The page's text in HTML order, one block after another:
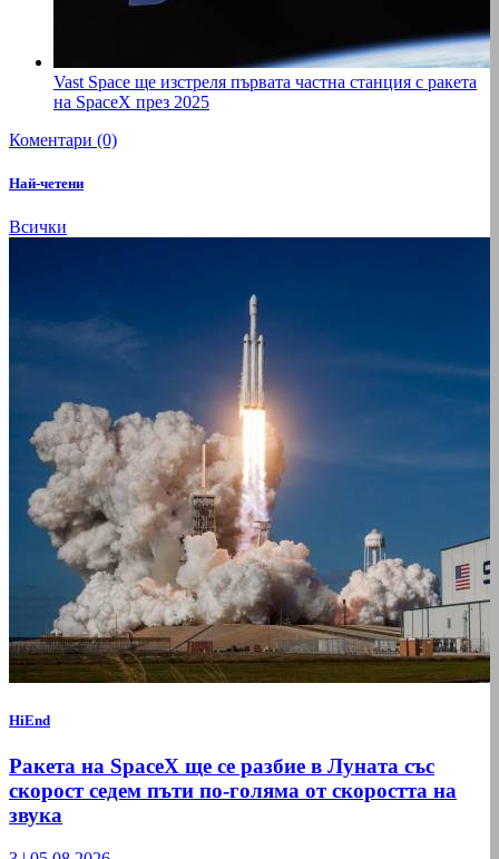
Vast Space ще изстреля първата частна станция с ракета
на SpaceX през 2025
Коментари (0)
Най-четени
Всички
HiEnd
Ракета на SpaceX ще се разбие в Луната със
скорост седем пъти по-голяма от скоростта на
звука